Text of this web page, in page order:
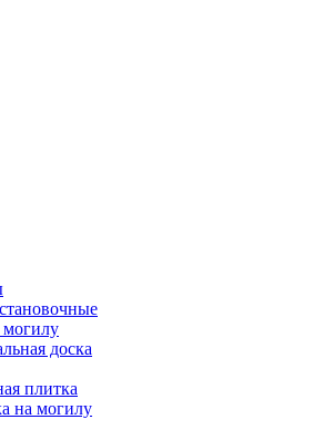
могилу
доска
плитка
на могилу